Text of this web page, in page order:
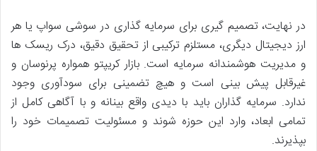
در نهایت، تصمیم گیری برای سرمایه گذاری در سوشی سواپ یا هر
ارز دیجیتال دیگری، مستلزم ترکیبی از تحقیق دقیق، درک ریسک ها
و مدیریت هوشمندانه سرمایه است. بازار کریپتو همواره پرنوسان و
غیرقابل پیش بینی است و هیچ تضمینی برای سودآوری وجود
ندارد. سرمایه گذاران باید با دیدی واقع بینانه و با آگاهی کامل از
تمامی ابعاد، وارد این حوزه شوند و مسئولیت تصمیمات خود را
بپذیرند.